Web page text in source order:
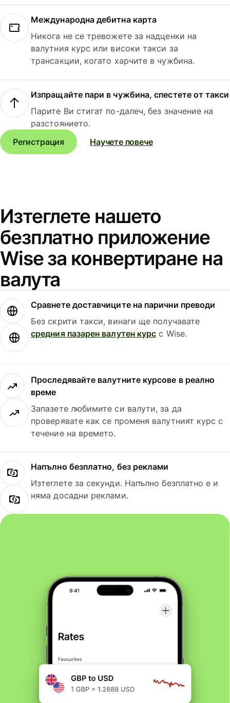
Международна дебитна карта
Никога не се тревожете за надценки на
валутния курс или високи такси за
трансакции, когато харчите в чужбина.
Изпращайте пари в чужбина, спестете от такси
Парите Ви стигат по-далеч, без значение на
разстоянието.
Регистрация
Научете повече
Изтеглете нашето
безплатно приложение
Wise за конвертиране на
валута
Сравнете доставчиците на парични преводи
Без скрити такси, винаги ще получавате
средния пазарен валутен курс с Wise.
Проследявайте валутните курсове в реално
време
Запазете любимите си валути, за да
проверявате как се променя валутният курс с
течение на времето.
Напълно безплатно, без реклами
Изтеглете за секунди. Напълно безплатно е и
няма досадни реклами.